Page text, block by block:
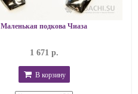
Маленькая подкова Чиаза
1 671 р.
В корзину